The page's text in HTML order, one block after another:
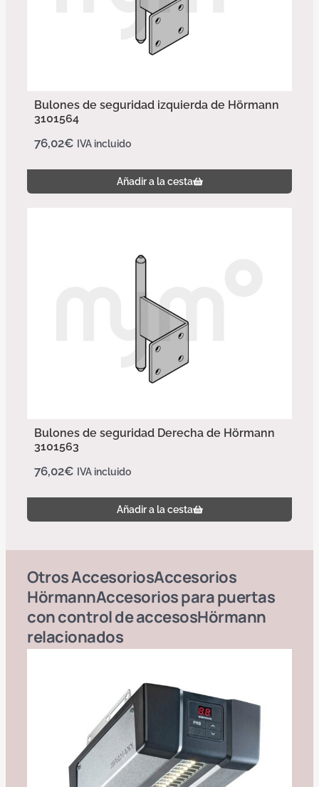
Bulones de seguridad izquierda de Hörmann
3101564
76,02€ IVA incluido
Añadir a la cesta
Bulones de seguridad Derecha de Hörmann
3101563
76,02€ IVA incluido
Añadir a la cesta
OtrosAccesoriosAccesorios
HörmannAccesorios para puertas
con control de accesosHörmann
relacionados